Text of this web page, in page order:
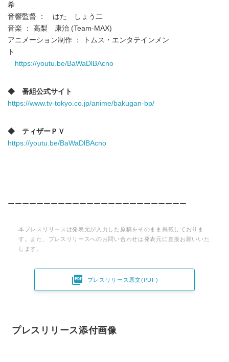
希
音響監督 ： はた しょう二
音楽 ： 高梨 康治 (Team-MAX)
アニメーション制作 ： トムス・エンタテインメン
ト
https://youtu.be/BaWaDlBAcno
◆ 番組公式サイト
https://www.tv-tokyo.co.jp/anime/bakugan-bp/
◆ ティザーＰＶ
https://youtu.be/BaWaDlBAcno
ーーーーーーーーーーーーーーーーーーーーーーーーー
本プレスリリースは発表元が入力した原稿をそのまま掲載しておりま
す。また、プレスリリースへのお問い合わせは発表元に直接お願いいた
します。
 プレスリリース原文(PDF)
プレスリリース添付画像